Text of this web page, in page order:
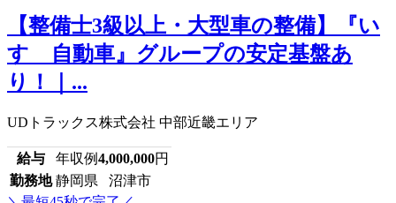
【整備士3級以上・大型車の整備】『い
すゞ自動車』グループの安定基盤あ
り！｜...
UDトラックス株式会社 中部近畿エリア
給与 年収例4,000,000円
勤務地 静岡県 沼津市